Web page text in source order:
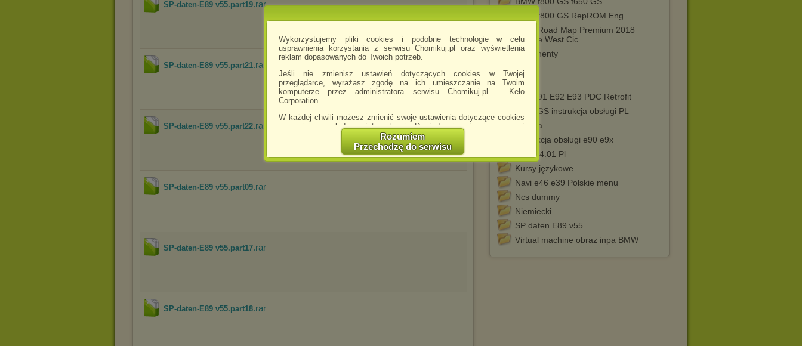
Wykorzystujemy pliki cookies i podobne technologie w celu
usprawnienia korzystania z serwisu Chomikuj.pl oraz wyświetlenia
reklam dopasowanych do Twoich potrzeb.
Jeśli nie zmienisz ustawień dotyczących cookies w Twojej
przeglądarce, wyrażasz zgodę na ich umieszczanie na Twoim
komputerze przez administratora serwisu Chomikuj.pl – Kelo
Corporation.
W każdej chwili możesz zmienić swoje ustawienia dotyczące cookies
w swojej przeglądarce internetowej. Dowiedz się więcej w naszej
http://chomikuj.pl/PolitykaPrywatnosci.aspx
Jednocześnie informujemy że zmiana ustawień przeglądarki może
spowodować ograniczenie korzystania ze strony Chomikuj.pl.
W przypadku braku twojej zgody na akceptację cookies niestety
Zaufanych Partnerów
(dostosowanie reklam do Twoich potrzeb, analiza skuteczności działań
Wyrażenie sprzeciwu spowoduje, że wyświetlana Ci reklama nie
będzie dopasowana do Twoich preferencji, a będzie to reklama
Rozumiem
Przechodzę do serwisu
BMW f800 GS RepROM Eng
BMW Road Map Premium 2018
Europe West Cic
Dokumenty
DVD 2
E90 E91 E92 E93 PDC Retrofit
F800 GS instrukcja obsługi PL
Galeria
Instrukcja obsługi e90 e9x
Ista D 4.01 Pl
Kursy językowe
Navi e46 e39 Polskie menu
Ncs dummy
Niemiecki
SP daten E89 v55
Virtual machine obraz inpa BMW
SP-daten-E89 v55.part19.rar
SP-daten-E89 v55.part21.rar
SP-daten-E89 v55.part22.rar
SP-daten-E89 v55.part09.rar
SP-daten-E89 v55.part17.rar
SP-daten-E89 v55.part18.rar